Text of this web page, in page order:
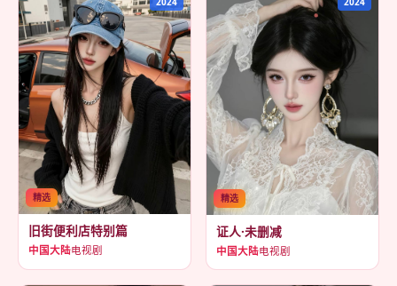
精选
旧街便利店特别篇
中国大陆电视剧
精选
证人·未删减
中国大陆电视剧